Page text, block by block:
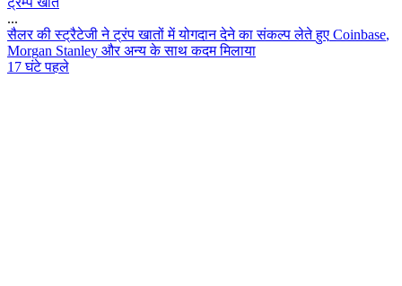
...
सलर क सटरटज न टरप खत म यगदन दन क सकलप लत हए Coinbase,
Morgan Stanley और अनय क सथ कदम मलय
17 घंटे पहले